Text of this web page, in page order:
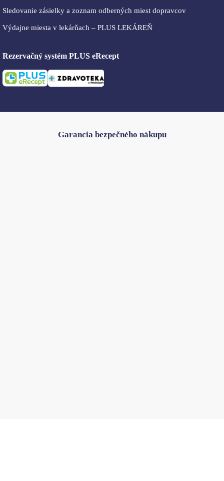
Sledovanie zásielky a zoznam odberných miest dopravcov
Výdajne miesta v lekárňach – PLUS LEKÁREŇ
Rezervačný systém PLUS eRecept
Garancia bezpečného nákupu